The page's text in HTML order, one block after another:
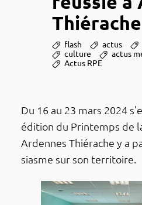
Thiérache
flash actus
culture
actus
Actus RPE
Du 16 au 23 mars 2024
édition du Prin­temps de
Ardennes Thié­rache y a
siasme sur son terri­toire.